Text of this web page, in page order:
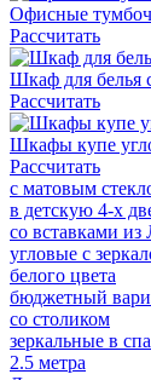
Офисные
Рассчитать
Шкаф для белья
Рассчитать
Шкафы купе
Рассчитать
с матовым
в детскую 4-х
со вставками
угловые с
белого цвета
бюджетный
со столиком
зеркальные в
2.5 метра